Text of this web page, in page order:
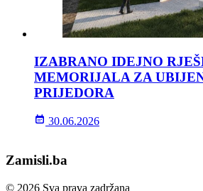
IZABRANO IDEJNO
MEMORIJALA ZA
PRIJEDORA
30.06.2026
Zamisli.ba
© 2026 Sva prava zadržana